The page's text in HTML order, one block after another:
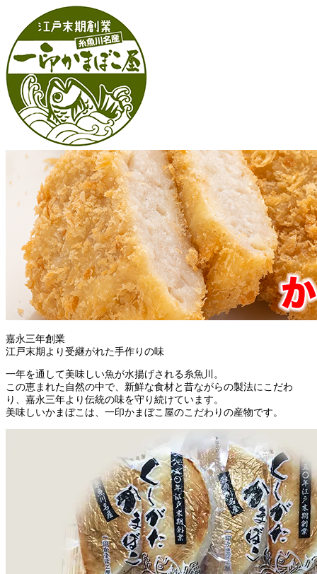
嘉永三年創業
江戸末期より受継がれた手作りの味
一年を通して美味しい魚が水揚げされる糸魚川。
この恵まれた自然の中で、新鮮な食材と昔ながらの製法にこだわ
り、嘉永三年より伝統の味を守り続けています。
美味しいかまぼこは、一印かまぼこ屋のこだわりの産物です。